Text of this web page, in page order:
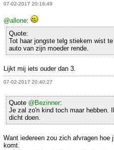
07-02-2017 20:16:49
@allone:
Quote:
Tot haar jongste telg stiekem wist
auto van zijn moeder rende.
Lijkt mij iets ouder dan 3.
07-02-2017 20:40:27
Quote @Bezinner:
Je zal zo'n kind toch maar hebben.
dicht doen.
Want iedereen zou zich afvragen hoe
komt.